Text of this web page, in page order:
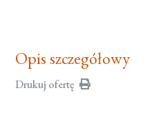
Opis szczegółowy
Drukuj ofertę